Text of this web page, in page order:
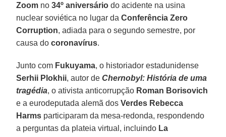
Zoom no34º aniversário do acidente na usina
nuclear soviética no lugar daConferência Zero
Corruption, adiada para o segundo semestre, por
causa docoronavírus.
Junto com Fukuyama, o historiador estadunidense
Serhii Plokhii, autor deChernobyl: História de uma
tragédia, o ativista anticorrupção Roman Borisovich
e a eurodeputada alemã dosVerdes Rebecca
Harms participaram da mesa-redonda, respondendo
a perguntas da plateia virtual, incluindo La